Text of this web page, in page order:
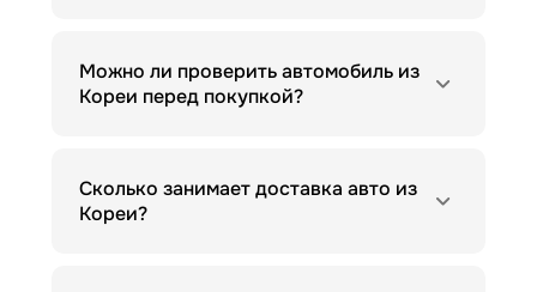
Можно ли проверить автомобиль из
Кореи перед покупкой?
Сколько занимает доставка авто из
Кореи?